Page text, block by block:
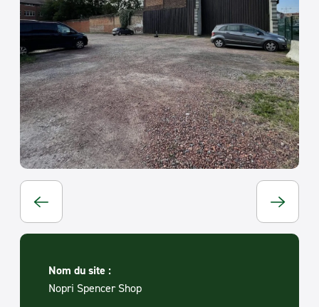
Nom du site :
Nopri Spencer Shop